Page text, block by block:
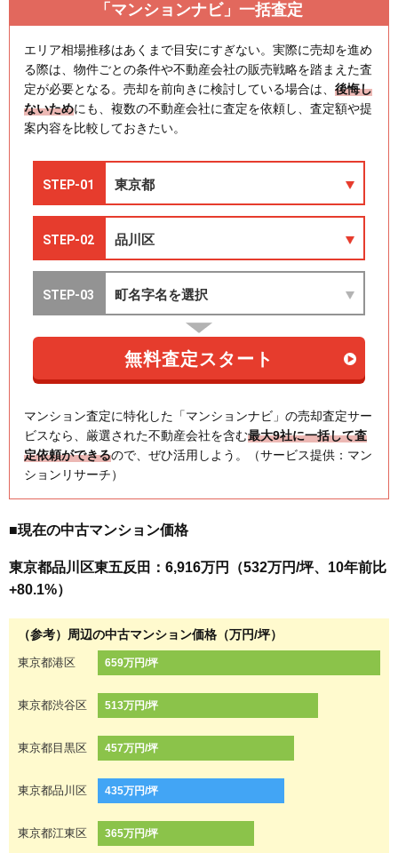
「マンションナビ」一括査定
エリア相場推移はあくまで目安にすぎない。実際に売却を進め
る際は、物件ごとの条件や不動産会社の販売戦略を踏まえた査
定が必要となる。売却を前向きに検討している場合は、 後悔し
ないためにも、複数の不動産会社に査定を依頼し、査定額や提
案内容を比較しておきたい。
マンション査定に特化した「マンションナビ」の売却査定サー
ビスなら、厳選された不動産会社を含む最大9社に一括して査
定依頼ができるので、ぜひ活用しよう。（サービス提供：マン
ションリサーチ）
■現在の中古マンション価格
東京都品川区東五反田：6,916万円（532万円/坪、10年前比
+80.1%）
（参考）周辺の中古マンション価格（万円/坪）
東京都港区 659万円/坪
東京都渋谷区 513万円/坪
東京都目黒区 457万円/坪
東京都品川区 435万円/坪
東京都江東区 365万円/坪